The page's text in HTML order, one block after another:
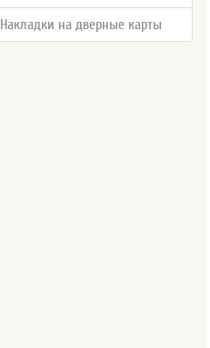
Накладки на дверные карты